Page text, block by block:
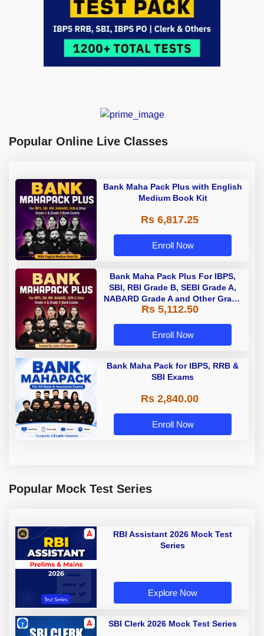
Popular Online Live Classes
Bank Maha Pack Plus with English
Medium Book Kit
Rs 6,817.25
Enroll Now
Bank Maha Pack Plus For IBPS,
SBI, RBI Grade B, SEBI Grade A,
NABARD Grade A and Other Grade
A & Grade B Bank Exams
Rs 5,112.50
Enroll Now
Bank Maha Pack for IBPS, RRB &
SBI Exams
Rs 2,840.00
Enroll Now
Popular Mock Test Series
RBI Assistant 2026 Mock Test
Series
Explore Now
SBI Clerk 2026 Mock Test Series